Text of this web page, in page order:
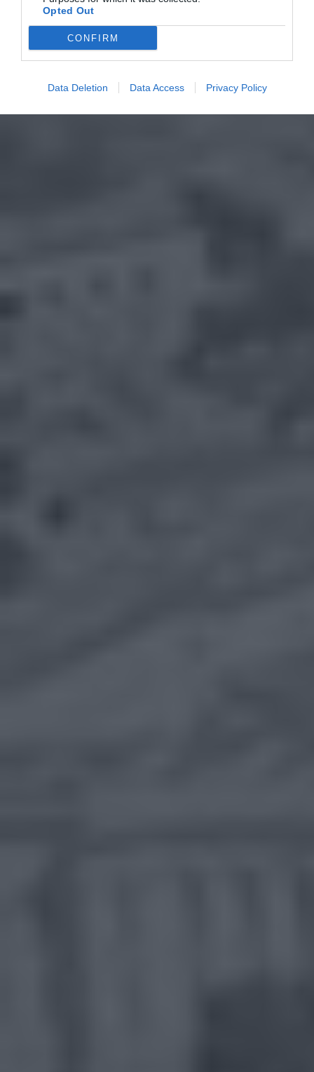
Opted Out
CONFIRM
Data Deletion Data Access Privacy Policy